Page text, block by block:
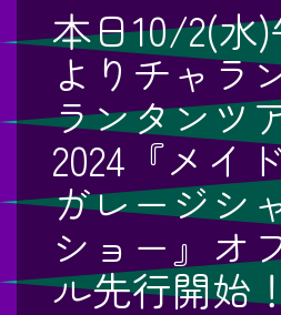
本日10/2(水
よりチャラ
ランタンツ
2024『メイ
ガレージシ
ショー』オ
ル先行開始